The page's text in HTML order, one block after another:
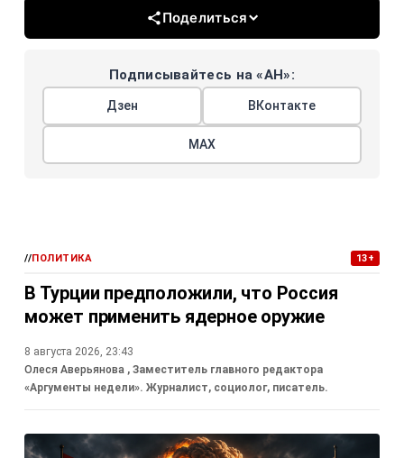
Поделиться
Подписывайтесь на «АН»:
Дзен ВКонтакте
МАХ
//ПОЛИТИКА 13+
В Турции предположили, что Россия
может применить ядерное оружие
8 августа 2026, 23:43
Олеся Аверьянова , Заместитель главного редактора
«Аргументы недели». Журналист, социолог, писатель.